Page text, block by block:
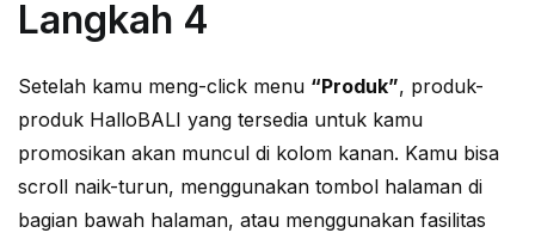
Langkah 4
Setelah kamu meng-click menu “Produk”, produk-
produk HalloBALI yang tersedia untuk kamu
promosikan akan muncul di kolom kanan. Kamu bisa
scroll naik-turun, menggunakan tombol halaman di
bagian bawah halaman, atau menggunakan fasilitas